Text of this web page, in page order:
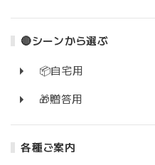
🔴シーンから選ぶ
📦自宅用
🎁贈答用
各種ご案内